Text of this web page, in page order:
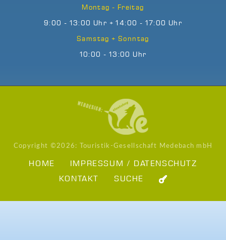
Montag - Freitag
9:00 - 13:00 Uhr + 14:00 - 17:00 Uhr
Samstag + Sonntag
10:00 - 13:00 Uhr
Copyright ©2026: Touristik-Gesellschaft Medebach mbH
HOME
IMPRESSUM / DATENSCHUTZ
KONTAKT
SUCHE